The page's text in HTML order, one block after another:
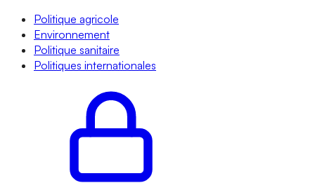
Politique agricole
Environnement
Politique sanitaire
Politiques internationales